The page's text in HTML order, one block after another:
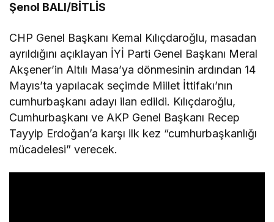
Şenol BALI/BİTLİS
CHP Genel Başkanı Kemal Kılıçdaroğlu, masadan
ayrıldığını açıklayan İYİ Parti Genel Başkanı Meral
Akşener’in Altılı Masa’ya dönmesinin ardından 14
Mayıs’ta yapılacak seçimde Millet İttifakı’nın
cumhurbaşkanı adayı ilan edildi. Kılıçdaroğlu,
Cumhurbaşkanı ve AKP Genel Başkanı Recep
Tayyip Erdoğan’a karşı ilk kez “cumhurbaşkanlığı
mücadelesi” verecek.